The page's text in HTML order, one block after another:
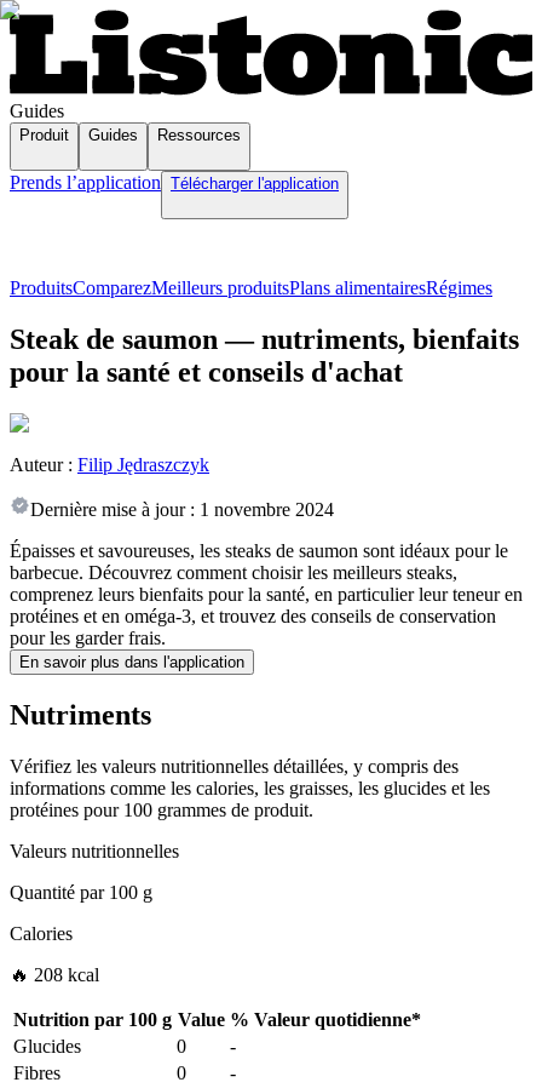
Guides
Produit Guides Ressources
Prends l’application Télécharger l'application
ProduitsComparezMeilleurs produitsPlans alimentairesRégimes
Steak de saumon — nutriments, bienfaits
pour la santé et conseils d'achat
Auteur : Filip Jędraszczyk
Dernière mise à jour : 1 novembre 2024
Épaisses et savoureuses, les steaks de saumon sont idéaux pour le
barbecue. Découvrez comment choisir les meilleurs steaks,
comprenez leurs bienfaits pour la santé, en particulier leur teneur en
protéines et en oméga-3, et trouvez des conseils de conservation
pour les garder frais.
En savoir plus dans l'application
Nutriments
Vérifiez les valeurs nutritionnelles détaillées, y compris des
informations comme les calories, les graisses, les glucides et les
protéines pour 100 grammes de produit.
Valeurs nutritionnelles
Quantité par100 g
Calories
🔥 208 kcal
Nutrition par 100 g Value % Valeur quotidienne*
Glucides
0
-
Fibres
0
-